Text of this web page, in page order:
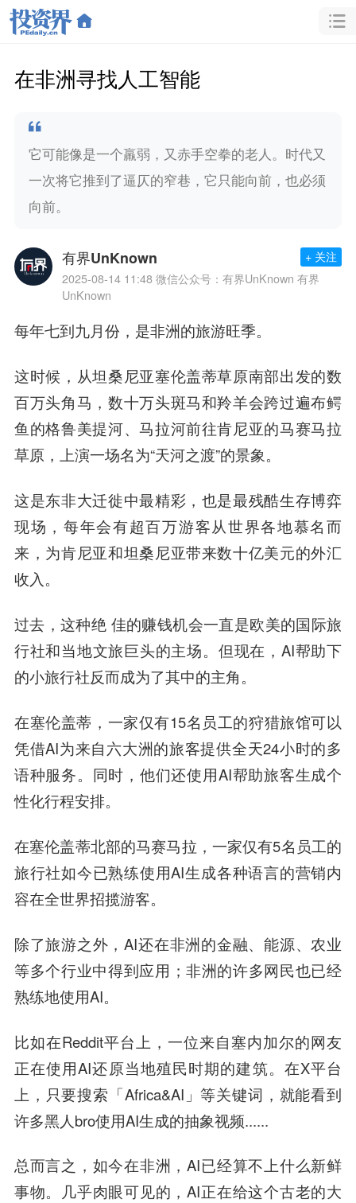
在非洲寻找人工智能
它可能像是一个羸弱，又赤手空拳的老人。时代又
一次将它推到了逼仄的窄巷，它只能向前，也必须
向前。
有界UnKnown
2025-08-14 11:48 微信公众号：有界UnKnown 有界
UnKnown
+ 关注
每年七到九月份，是非洲的旅游旺季。
这时候，从坦桑尼亚塞伦盖蒂草原南部出发的数
百万头角马，数十万头斑马和羚羊会跨过遍布鳄
鱼的格鲁美提河、马拉河前往肯尼亚的马赛马拉
草原，上演一场名为“天河之渡”的景象。
这是东非大迁徙中最精彩，也是最残酷生存博弈
现场，每年会有超百万游客从世界各地慕名而
来，为肯尼亚和坦桑尼亚带来数十亿美元的外汇
收入。
过去，这种绝 佳的赚钱机会一直是欧美的国际旅
行社和当地文旅巨头的主场。但现在，AI帮助下
的小旅行社反而成为了其中的主角。
在塞伦盖蒂，一家仅有15名员工的狩猎旅馆可以
凭借AI为来自六大洲的旅客提供全天24小时的多
语种服务。同时，他们还使用AI帮助旅客生成个
性化行程安排。
在塞伦盖蒂北部的马赛马拉，一家仅有5名员工的
旅行社如今已熟练使用AI生成各种语言的营销内
容在全世界招揽游客。
除了旅游之外，AI还在非洲的金融、能源、农业
等多个行业中得到应用；非洲的许多网民也已经
熟练地使用AI。
比如在Reddit平台上，一位来自塞内加尔的网友
正在使用AI还原当地殖民时期的建筑。在X平台
上，只要搜索「Africa&AI」等关键词，就能看到
许多黑人bro使用AI生成的抽象视频......
总而言之，如今在非洲，AI已经算不上什么新鲜
事物。几乎肉眼可见的，AI正在给这个古老的大